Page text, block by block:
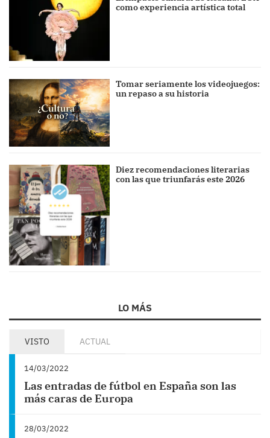
como experiencia artística total
Tomar seriamente los videojuegos:
un repaso a su historia
Diez recomendaciones literarias
con las que triunfarás este 2026
LO MÁS
VISTO ACTUAL
14/03/2022
Las entradas de fútbol en España son las
más caras de Europa
28/03/2022